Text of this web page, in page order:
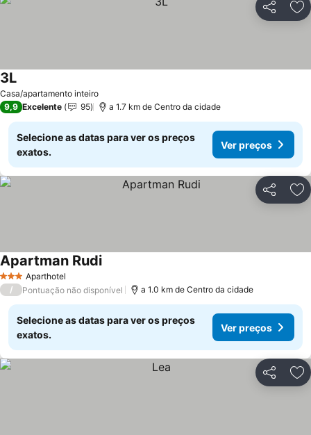
Partilhar
Casa/apartamento inteiro
3LVer preços
9,9 Excelente 95 a 1.7 km de Centro da cidade
Selecione as datas para ver os preços
exatos.
Ver preços
Partilhar
3 EstrelasAparthotel
Apartman RudiVer preços
/ Pontuação não disponível a 1.0 km de Centro da cidade
Selecione as datas para ver os preços
exatos.
Ver preços
Partilhar